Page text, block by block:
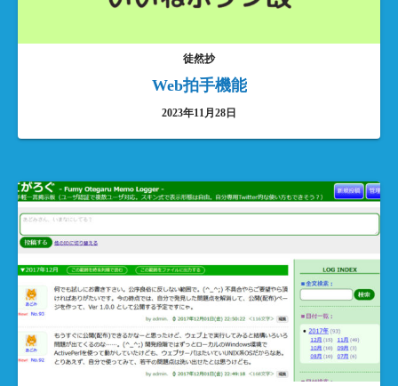
徒然抄
Web拍手機能
2023年11月28日